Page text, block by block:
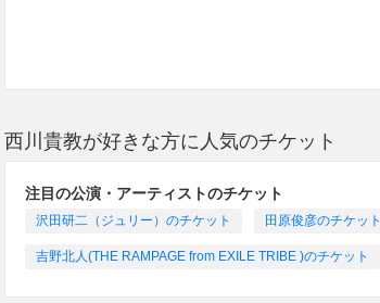
西川貴教が好きな方に人気のチケット
注目の公演・アーティストのチケット
沢田研二（ジュリー）のチケット 田原俊彦のチケット
吉野北人(THE RAMPAGE from EXILE TRIBE )のチケット